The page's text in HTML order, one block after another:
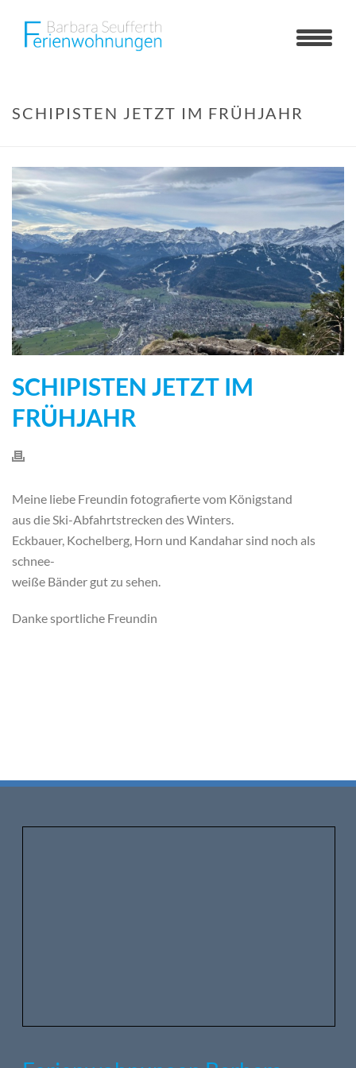
SCHIPISTEN JETZT IM FRÜHJAHR
SCHIPISTEN JETZT IM
FRÜHJAHR
Meine liebe Freundin fotografierte vom Königstand
aus die Ski-Abfahrtstrecken des Winters.
Eckbauer, Kochelberg, Horn und Kandahar sind noch als
schnee-
weiße Bänder gut zu sehen.
Danke sportliche Freundin